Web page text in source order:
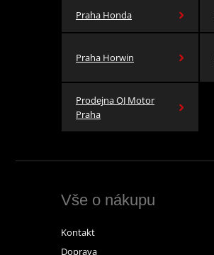
Praha Honda
Praha Horwin
Prodejna QJ Motor
Praha
Vše o nákupu
Kontakt
Doprava